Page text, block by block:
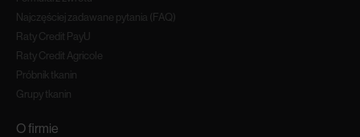
Najczęściej zadawane pytania (FAQ)
Raty Credit PayU
Raty Credit Agricole
Próbnik tkanin
Grupy tkanin
O firmie